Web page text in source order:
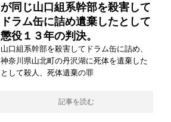
が同じ山口組系幹部を殺害して
ドラム缶に詰め遺棄したとして
懲役１３年の判決。
山口組系幹部を殺害してドラム缶に詰め、
神奈川県山北町の丹沢湖に死体を遺棄した
として殺人、死体遺棄の罪
記事を読む